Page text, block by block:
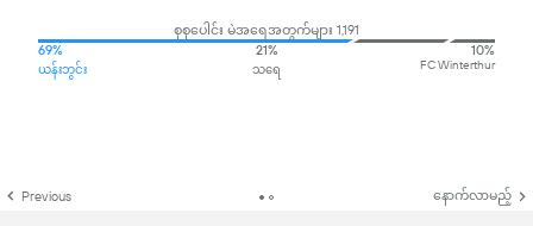
စုစုပေါင်း မဲအရေအတွက်များ 1,191
69%
ယန်းဘွင်း
21%
သရေ
10%
FC Winterthur
Previous နောက်လာမည့်